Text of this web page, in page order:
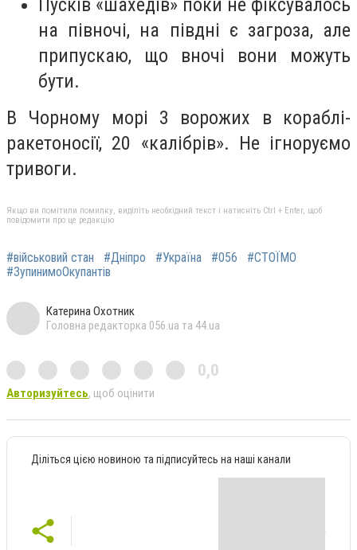
на півночі, на півдні є загроза, але
припускаю, що вночі вони можуть
бути.
В Чорному морі 3 ворожих в кораблі-
ракетоносії, 20 «калібрів». Не ігноруємо
тривоги.
Якщо ви помітили помилку, виділіть необхідний текст і натисніть Ctrl + Enter, щоб
повідомити про це редакцію
#військовий стан #Дніпро #Україна #056
#СТОЇМО
#ЗупинимоОкупантів
Катерина Охотник
Головна редакторка 056.ua та 44.ua
0,0
Авторизуйтесь, щоб оцінити
Діліться цією новиною та підписуйтесь на наші канали